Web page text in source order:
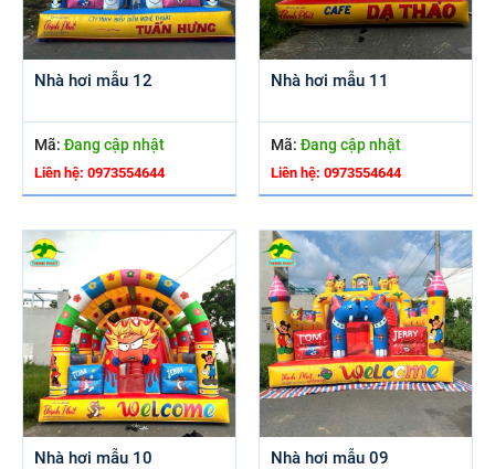
Nhà hơi mẫu 12
Mã: Đang cập nhật
Liên hệ: 0973554644
Nhà hơi mẫu 11
Mã: Đang cập nhật
Liên hệ: 0973554644
Nhà hơi mẫu 10 Nhà hơi mẫu 09